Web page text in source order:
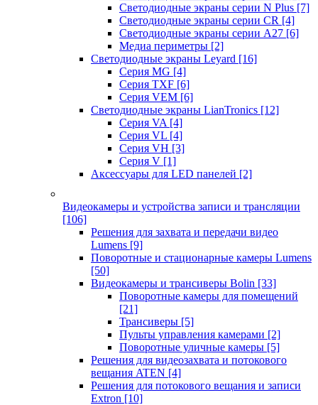
Светодиодные экраны серии N Plus [7]
Светодиодные экраны серии CR [4]
Светодиодные экраны серии А27 [6]
Медиа периметры [2]
Светодиодные экраны Leyard [16]
Серия MG [4]
Серия TXF [6]
Серия VEM [6]
Светодиодные экраны LianTronics [12]
Серия VA [4]
Серия VL [4]
Серия VH [3]
Серия V [1]
Аксессуары для LED панелей [2]
Видеокамеры и устройства записи и трансляции
[106]
Решения для захвата и передачи видео
Lumens [9]
Поворотные и стационарные камеры Lumens
[50]
Видеокамеры и трансиверы Bolin [33]
Поворотные камеры для помещений
[21]
Трансиверы [5]
Пульты управления камерами [2]
Поворотные уличные камеры [5]
Решения для видеозахвата и потокового
вещания ATEN [4]
Решения для потокового вещания и записи
Extron [10]